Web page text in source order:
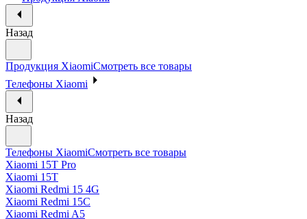
Назад
Продукция XiaomiСмотреть все товары
Телефоны Xiaomi
Назад
Телефоны XiaomiСмотреть все товары
Xiaomi 15T Pro
Xiaomi 15T
Xiaomi Redmi 15 4G
Xiaomi Redmi 15C
Xiaomi Redmi A5